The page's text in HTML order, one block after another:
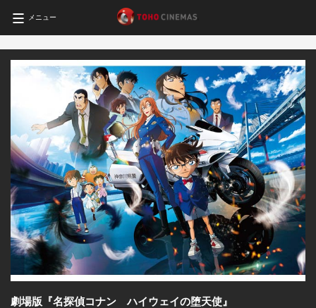
メニュー
劇場版『名探偵コナン ハイウェイの堕天使』